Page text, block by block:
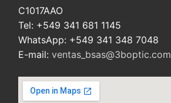
C1017AAO
Tel: +549 341 681 1145
WhatsApp: +549 341 348 7048
E-mail: ventas_bsas@3boptic.com